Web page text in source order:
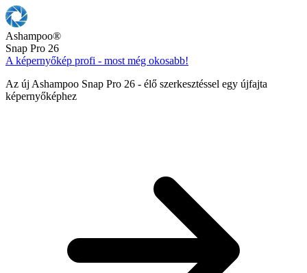
Ashampoo®
Snap Pro 26
A képernyőkép profi - most még okosabb!
Az új Ashampoo Snap Pro 26 - élő szerkesztéssel egy újfajta
képernyőképhez